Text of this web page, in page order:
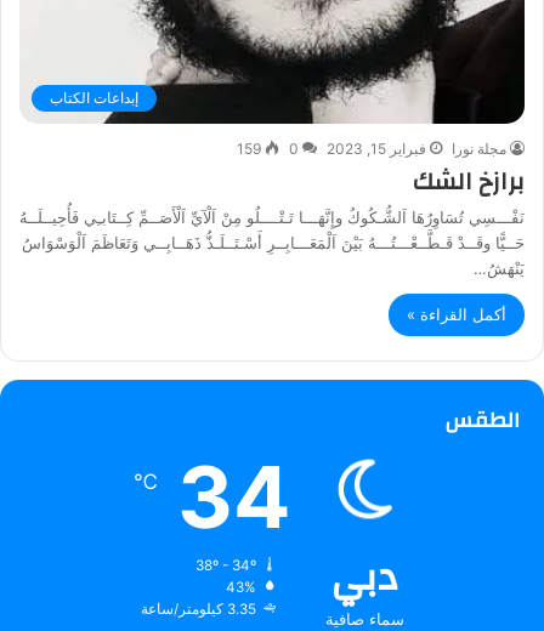
إبداعات الكتاب
مجلة نورا فبراير 15, 2023 0
159
برازخ الشك
نَفْـــسِي تُسَاوِرُهَا اَلشُّـكُوكُ وإِنَّهَـــا تَـتْــــلُو مِنْ اَلْآيِّ اَلْأَصَــمِّ كِــتَابـِي فَأُحِيــلَــهُ
حَــيًّا وقَــدْ قَـطَّــعْـــتُـــهُ بَيْنَ اَلْمَعَـــابِــرِ أَسْـتَــلَـذُّ ذَهَــابِــي وَتَعَاظَمَ اَلْوَسْوَاسُ
يَنْهَشُ…
أكمل القراءة »
الطقس
دبي
سماء صافية
34
℃
43%
3.35 كيلومتر/ساعة